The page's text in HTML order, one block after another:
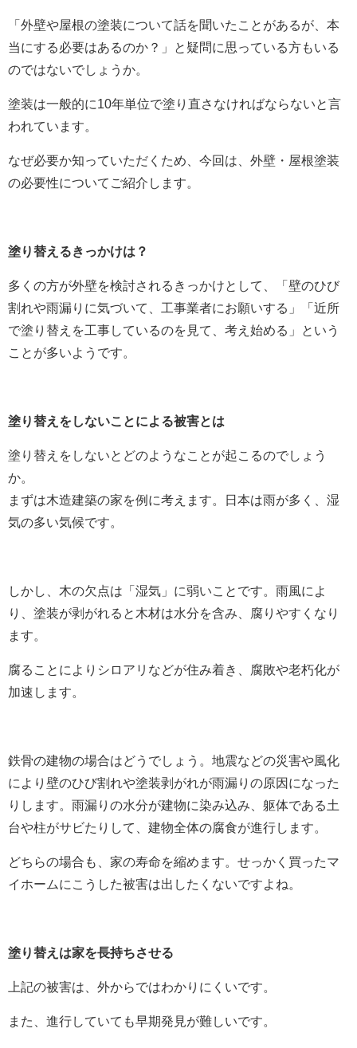
「外壁や屋根の塗装について話を聞いたことがあるが、本
当にする必要はあるのか？」と疑問に思っている方もいる
のではないでしょうか。
塗装は一般的に10年単位で塗り直さなければならないと言
われています。
なぜ必要か知っていただくため、今回は、外壁・屋根塗装
の必要性についてご紹介します。
塗り替えるきっかけは？
多くの方が外壁を検討されるきっかけとして、「壁のひび
割れや雨漏りに気づいて、工事業者にお願いする」「近所
で塗り替えを工事しているのを見て、考え始める」という
ことが多いようです。
塗り替えをしないことによる被害とは
塗り替えをしないとどのようなことが起こるのでしょう
か。
まずは木造建築の家を例に考えます。日本は雨が多く、湿
気の多い気候です。
しかし、木の欠点は「湿気」に弱いことです。雨風によ
り、塗装が剥がれると木材は水分を含み、腐りやすくなり
ます。
腐ることによりシロアリなどが住み着き、腐敗や老朽化が
加速します。
鉄骨の建物の場合はどうでしょう。地震などの災害や風化
により壁のひび割れや塗装剥がれが雨漏りの原因になった
りします。雨漏りの水分が建物に染み込み、躯体である土
台や柱がサビたりして、建物全体の腐食が進行します。
どちらの場合も、家の寿命を縮めます。せっかく買ったマ
イホームにこうした被害は出したくないですよね。
塗り替えは家を長持ちさせる
上記の被害は、外からではわかりにくいです。
また、進行していても早期発見が難しいです。